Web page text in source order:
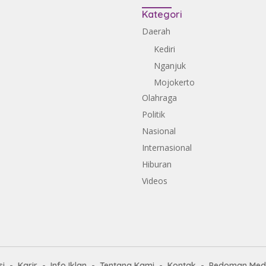
Kategori
Daerah
Kediri
Nganjuk
Mojokerto
Olahraga
Politik
Nasional
Internasional
Hiburan
Videos